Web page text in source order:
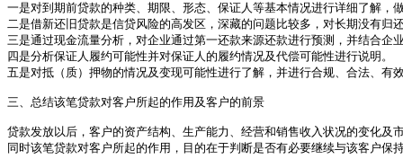
一是对到期前贷款的种类、期限、形态、保证人等基本情况进行详细了解，
二是借新还旧贷款是信贷风险的高发区，深藏的问题比较多，对长期没有
三是通过现金流量分析，对企业通过第一还款来源还款进行预测，并结合
四是分析保证人履约可能性并对保证人的履约情况及代偿可能性进行说明。
五是对抵（质）押物的情况及变现可能性进行了解，并进行合规、合法、
三、总结该笔贷款对客户所起的作用及客户的前景
贷款发放以后，客户的资产结构、生产能力、经营和销售收入状况的变化
同时该笔贷款对客户所起的作用，目的在于判断是否有必要继续与该客户保